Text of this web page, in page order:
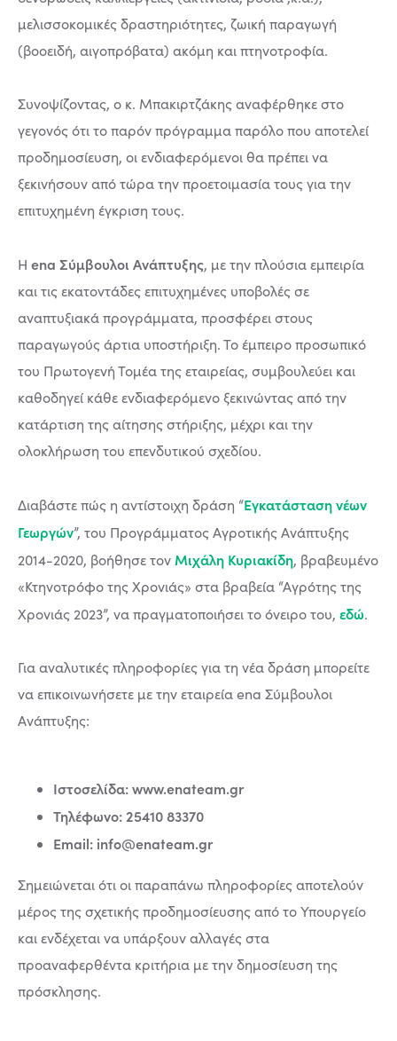
μελισσοκομικές δραστηριότητες, ζωική παραγωγή
(βοοειδή, αιγοπρόβατα) ακόμη και πτηνοτροφία.
Συνοψίζοντας, ο κ. Μπακιρτζάκης αναφέρθηκε στο
γεγονός ότι το παρόν πρόγραμμα παρόλο που αποτελεί
προδημοσίευση, οι ενδιαφερόμενοι θα πρέπει να
ξεκινήσουν από τώρα την προετοιμασία τους για την
επιτυχημένη έγκριση τους.
Η ena Σύμβουλοι Ανάπτυξης, με την πλούσια εμπειρία
και τις εκατοντάδες επιτυχημένες υποβολές σε
αναπτυξιακά προγράμματα, προσφέρει στους
παραγωγούς άρτια υποστήριξη. Το έμπειρο προσωπικό
του Πρωτογενή Τομέα της εταιρείας, συμβουλεύει και
καθοδηγεί κάθε ενδιαφερόμενο ξεκινώντας από την
κατάρτιση της αίτησης στήριξης, μέχρι και την
ολοκλήρωση του επενδυτικού σχεδίου.
Διαβάστε πώς η αντίστοιχη δράση “Εγκατάσταση νέων
Γεωργών”, του Προγράμματος Αγροτικής Ανάπτυξης
2014-2020, βοήθησε τον Μιχάλη Κυριακίδη, βραβευμένο
«Κτηνοτρόφο της Χρονιάς» στα βραβεία “Αγρότης της
Χρονιάς 2023”, να πραγματοποιήσει το όνειρο του, εδώ.
Για αναλυτικές πληροφορίες για τη νέα δράση μπορείτε
να επικοινωνήσετε με την εταιρεία ena Σύμβουλοι
Ανάπτυξης:
Ιστοσελίδα: www.enateam.gr
Τηλέφωνο: 25410 83370
Email: info@enateam.gr
Σημειώνεται ότι οι παραπάνω πληροφορίες αποτελούν
μέρος της σχετικής προδημοσίευσης από το Υπουργείο
και ενδέχεται να υπάρξουν αλλαγές στα
προαναφερθέντα κριτήρια με την δημοσίευση της
πρόσκλησης.